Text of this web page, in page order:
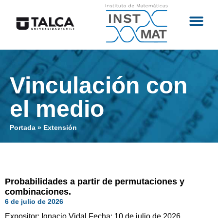
Vinculación con
el medio
Portada » Extensión
Probabilidades a partir de permutaciones y
combinaciones.
6 de julio de 2026